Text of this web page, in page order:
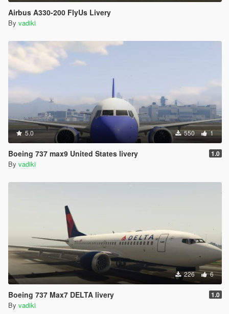
Airbus A330-200 FlyUs Livery
By vadiki
5.0 550 1
Boeing 737 max9 United States livery 1.0
By vadiki
226 6
Boeing 737 Max7 DELTA livery 1.0
By vadiki